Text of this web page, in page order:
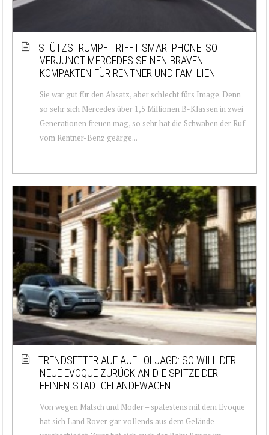
STÜTZSTRUMPF TRIFFT SMARTPHONE: SO
VERJÜNGT MERCEDES SEINEN BRAVEN
KOMPAKTEN FÜR RENTNER UND FAMILIEN
Sie war gut für den Absatz, aber schlecht fürs Image. Denn
so sehr sich Mercedes über 1,5 Millionen B-Klassen in zwei
Generationen freuen mag, so sehr hat die Schwaben der Ruf
vom Rentner-Benz geärge...
TRENDSETTER AUF AUFHOLJAGD: SO WILL DER
NEUE EVOQUE ZURÜCK AN DIE SPITZE DER
FEINEN STADTGELÄNDEWAGEN
Von wegen Matsch und Moder – spätestens mit dem Evoque
hat sich Land Rover gar vollends aus dem Gelände